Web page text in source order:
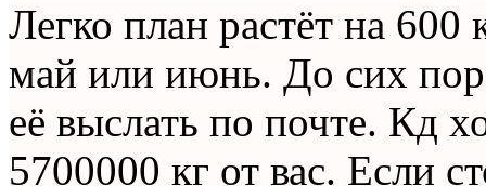
Легко план растёт на 600
май или июнь. До сих
её выслать по почте. Кд
5700000 кг от вас. Если